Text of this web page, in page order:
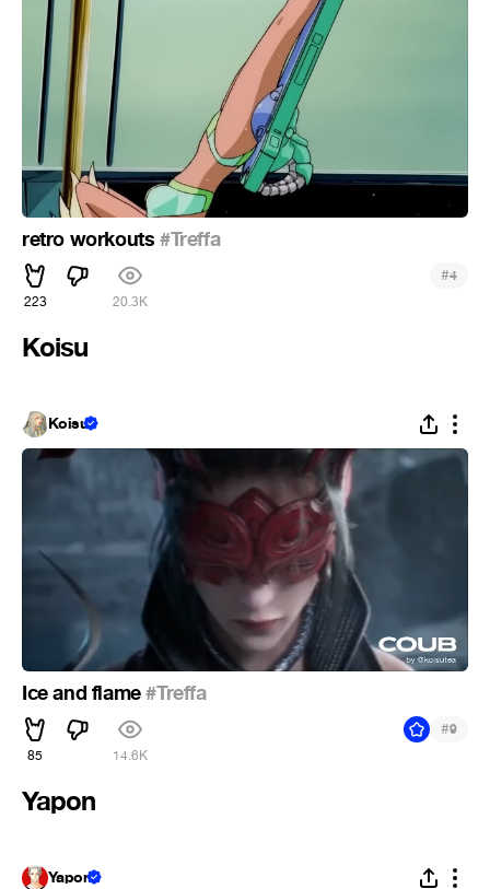
retro workouts #Treffa
223 20.3K
#4
Koisu
Koisu
Ice and flame#Treffa
85 14.6K
#9
Yapon
Yapon